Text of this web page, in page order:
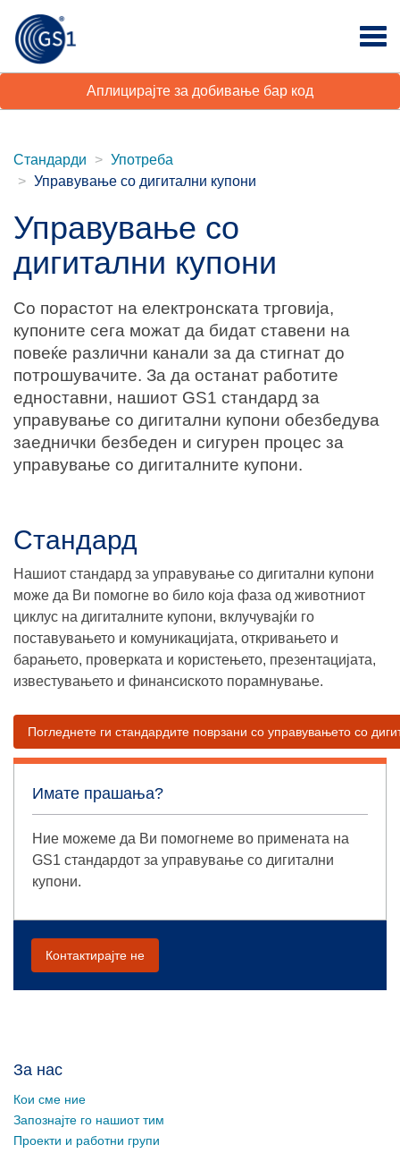
Аплицирајте за добивање бар код
Стандарди
Употреба
Управување со дигитални купони
Управување со
дигитални купони
Со порастот на електронската трговија,
купоните сега можат да бидат ставени на
повеќе различни канали за да стигнат до
потрошувачите. За да останат работите
едноставни, нашиот GS1 стандард за
управување со дигитални купони обезбедува
заеднички безбеден и сигурен процес за
управување со дигиталните купони.
Стандард
Нашиот стандард за управување со дигитални купони
може да Ви помогне во било која фаза од животниот
циклус на дигиталните купони, вклучувајќи го
поставувањето и комуникацијата, откривањето и
барањето, проверката и користењето, презентацијата,
известувањето и финансиското порамнување.
Погледнете ги стандардите поврзани со управувањето со
Имате прашања?
Ние можеме да Ви помогнеме во примената на
GS1 стандардот за управување со дигитални
купони.
Контактирајте не
За нас
Кои сме ние
Запознајте го нашиот тим
Проекти и работни групи